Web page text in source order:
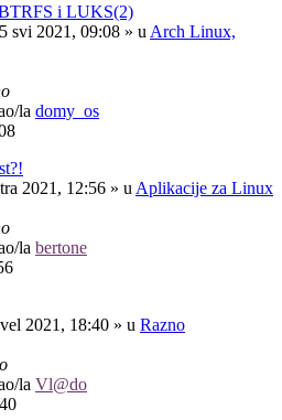
i LUKS(2)
svi 2021, 09:08 » u Arch Linux,
la domy_os
2021, 12:56 » u Aplikacije za Linux
la bertone
2021, 18:40 » u Razno
la Vl@do